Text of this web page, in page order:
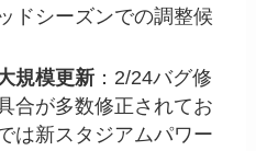
ドシーズンでの調整候
規模更新 ：2/24バグ修
合が多数修正されてお
は新スタジアムパワー